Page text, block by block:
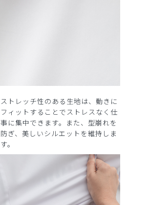
ストレッチ性のある生地は、動きに
フィットすることでストレスなく仕
事に集中できます。また、型崩れを
防ぎ、美しいシルエットを維持しま
す。